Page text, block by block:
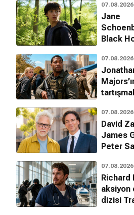
yeni bir
başlatıyor
07.08.2026
Jane
Black
senaryo
verdi
07.08.2026
Infidels
07.08.2026
David
James
Peter
07.08.2026
Richard
aksiyon
dizisi